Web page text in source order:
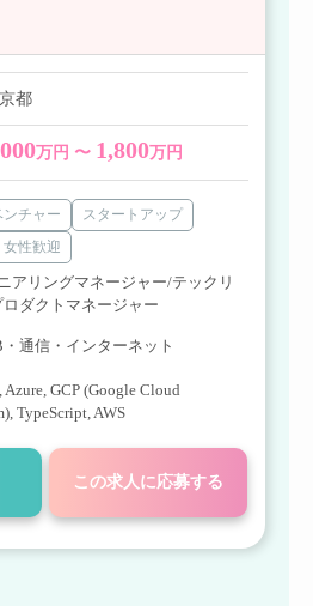
都
万円 〜 1,800万円
チャー
スタートアップ
女性歓迎
アリングマネージャー/テックリ
ロダクトマネージャー
通信・インターネット
,Azure, GCP (Google Cloud
, TypeScript,AWS
この求人に応募する